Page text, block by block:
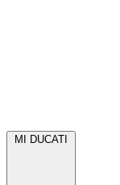
MI DUCATI